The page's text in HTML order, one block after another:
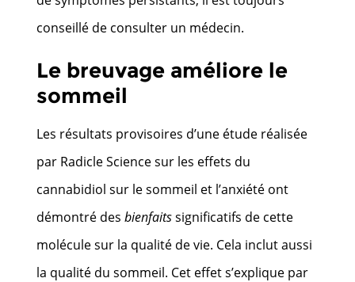
conseillé de consulter un médecin.
Le breuvage améliore le
sommeil
Les résultats provisoires d’une étude réalisée
par Radicle Science sur les effets du
cannabidiol sur le sommeil et l’anxiété ont
démontré desbienfaitssignificatifs de cette
molécule sur la qualité de vie. Cela inclut aussi
la qualité du sommeil. Cet effet s’explique par